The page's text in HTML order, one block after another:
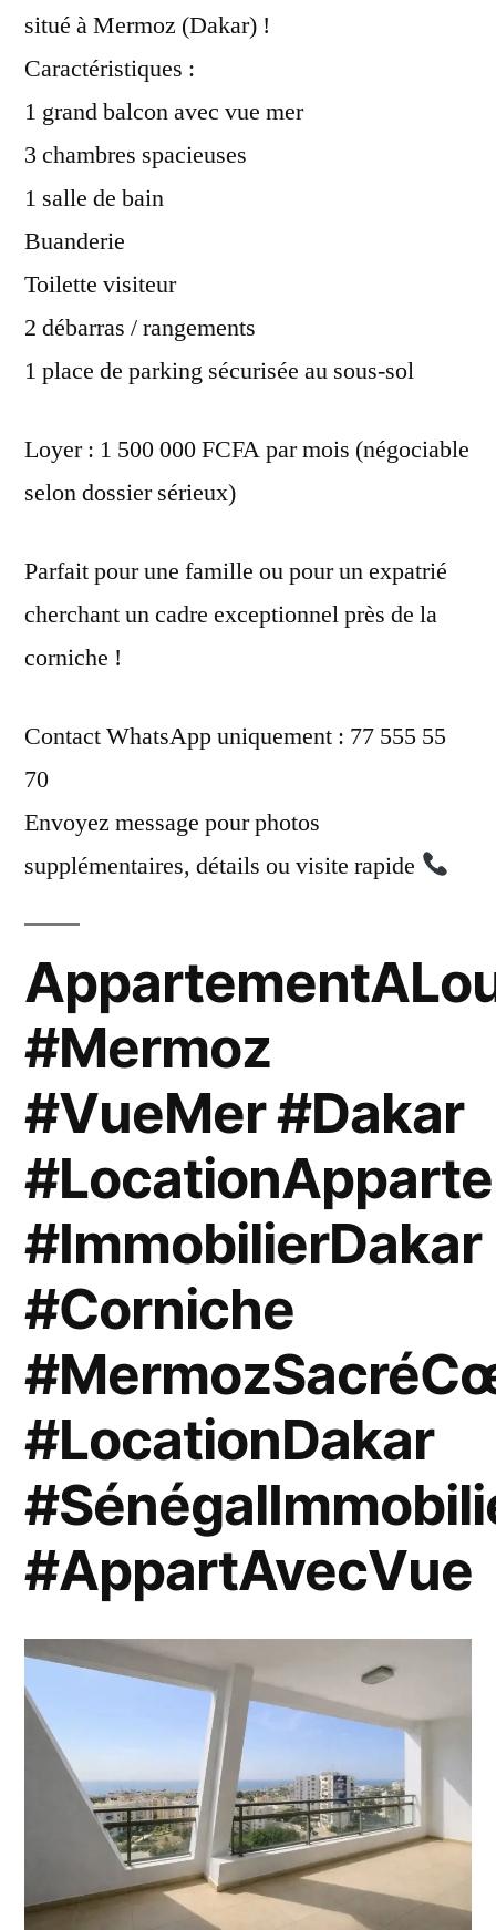
situé à Mermoz (Dakar) !
Caractéristiques :
1 grand balcon avec vue mer
3 chambres spacieuses
1 salle de bain
Buanderie
Toilette visiteur
2 débarras / rangements
1 place de parking sécurisée au sous-sol
Loyer : 1 500 000 FCFA par mois (négociable
selon dossier sérieux)
Parfait pour une famille ou pour un expatrié
cherchant un cadre exceptionnel près de la
corniche !
Contact WhatsApp uniquement : 77 555 55
70
Envoyez message pour photos
supplémentaires, détails ou visite rapide
#Mermoz
#VueMer #Dakar
#ImmobilierDakar
#Corniche
#LocationDakar
#AppartAvecVue